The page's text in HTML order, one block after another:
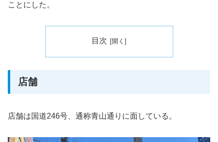
ことにした。
目次
店舗
店舗は国道246号、通称青山通りに面している。